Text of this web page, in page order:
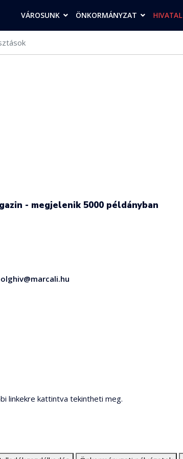
VÁROSUNK ÖNKORMÁNYZAT HIVATAL
- megjelenik 5000 példányban
linkekre kattintva tekintheti meg.